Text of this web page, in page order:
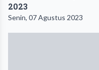
2023
Senin, 07 Agustus 2023